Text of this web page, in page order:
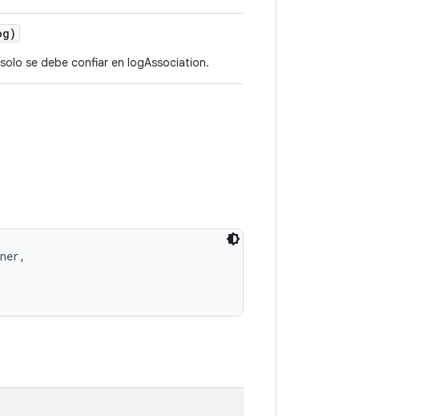
se debe confiar en logAssociation.